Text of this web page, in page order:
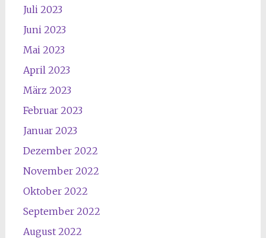
Juli 2023
Juni 2023
Mai 2023
April 2023
März 2023
Februar 2023
Januar 2023
Dezember 2022
November 2022
Oktober 2022
September 2022
August 2022